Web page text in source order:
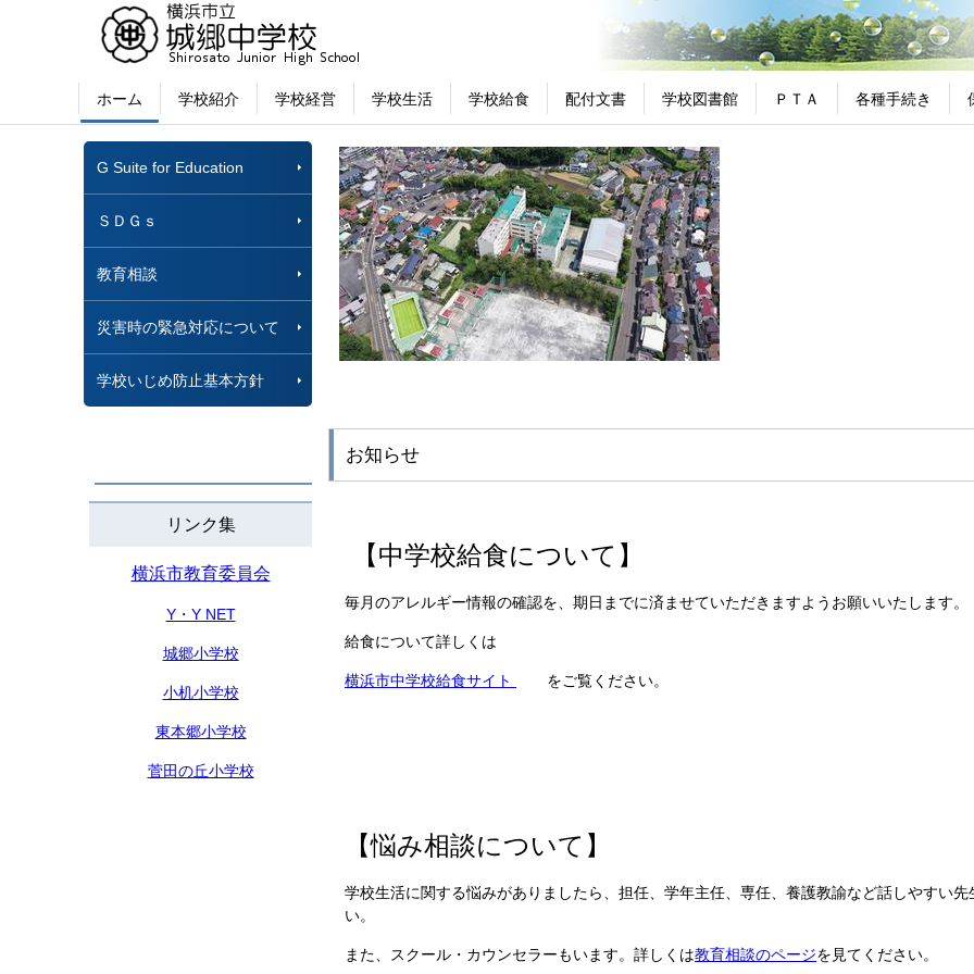
ホーム 学校紹介 学校経営 学校生活 学校給食 配付文書 学校図書館 ＰＴＡ 各種手続き
G Suite for Education
ＳＤＧｓ
教育相談
災害時の緊急対応について
学校いじめ防止基本方針
リンク集
横浜市教育委員会
Y・Y NET
城郷小学校
小机小学校
東本郷小学校
菅田の丘小学校
お知らせ
【中学校給食について】
毎月のアレルギー情報の確認を、期日までに済ませていただきますようお願いいたします。
給食について詳しくは
横浜市中学校給食サイト をご覧ください。
【悩み相談について】
学校生活に関する悩みがありましたら、担任、学年主任、専任、養護教諭など話しやすい先
い。
また、スクール・カウンセラーもいます。詳しくは教育相談のページを見てください。